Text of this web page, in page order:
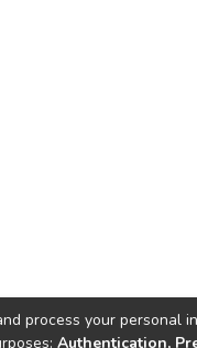
process your personal
Authentication,